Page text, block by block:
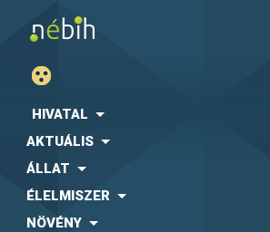
HIVATAL
AKTUÁLIS
ÁLLAT
ÉLELMISZER
NÖVÉNY